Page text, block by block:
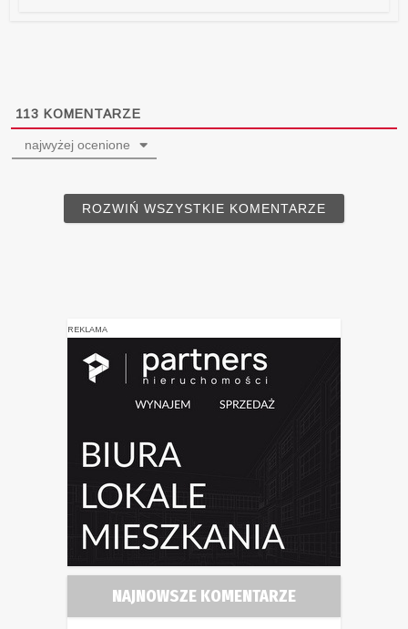
113 KOMENTARZE
najwyżej ocenione
ROZWIŃ WSZYSTKIE KOMENTARZE
REKLAMA
NAJNOWSZE KOMENTARZE